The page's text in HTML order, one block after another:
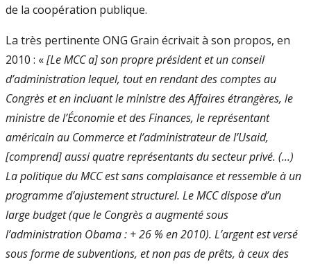
de la coopération publique.
La très pertinente ONG Grain écrivait à son propos, en
2010 : «[Le MCC a] son propre président et un conseil
d’administration lequel, tout en rendant des comptes au
Congrès et en incluant le ministre des Affaires étrangères, le
ministre de l’Économie et des Finances, le représentant
américain au Commerce et l’administrateur de l’Usaid,
[comprend] aussi quatre représentants du secteur privé. (...)
La politique du MCC est sans complaisance et ressemble à un
programme d’ajustement structurel. Le MCC dispose d’un
large budget (que le Congrès a augmenté sous
l’administration Obama : + 26 % en 2010). L’argent est versé
sous forme de subventions, et non pas de prêts, à ceux des